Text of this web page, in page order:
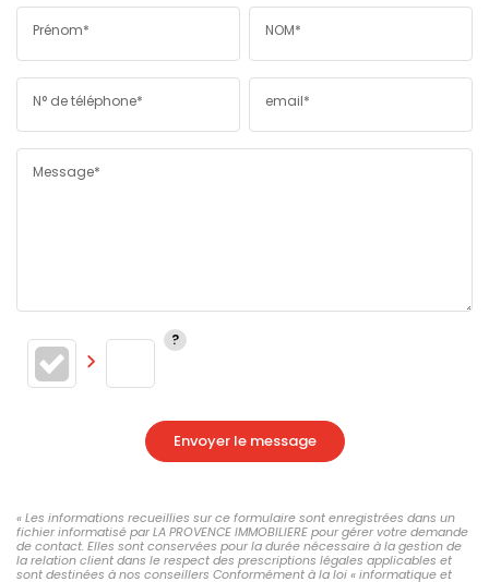
Prénom* NOM*
N° de téléphone* email*
Message*
Envoyer le message
« Les informations recueillies sur ce formulaire sont enregistrées dans un
fichier informatisé par LA PROVENCE IMMOBILIERE pour gérer votre demande
de contact. Elles sont conservées pour la durée nécessaire à la gestion de
la relation client dans le respect des prescriptions légales applicables et
sont destinées à nos conseillers Conformément à la loi « informatique et